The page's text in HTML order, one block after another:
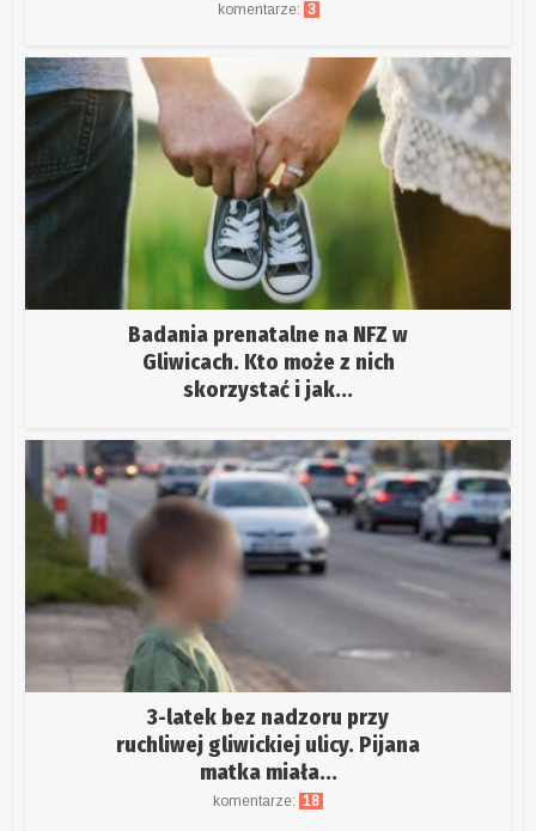
komentarze: 3
Badania prenatalne na NFZ w
Gliwicach. Kto może z nich
skorzystać i jak...
3-latek bez nadzoru przy
ruchliwej gliwickiej ulicy. Pijana
matka miała...
komentarze: 18